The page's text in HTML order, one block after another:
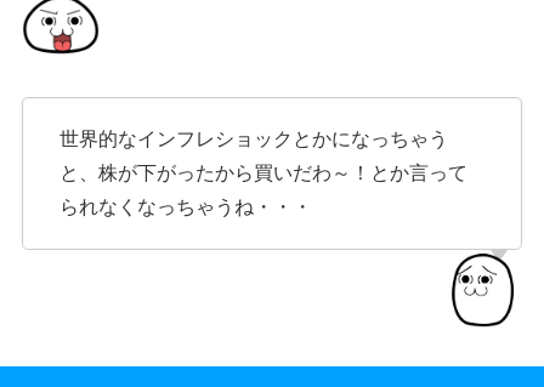
世界的なインフレショックとかになっちゃう
と、株が下がったから買いだわ～！とか言って
られなくなっちゃうね・・・